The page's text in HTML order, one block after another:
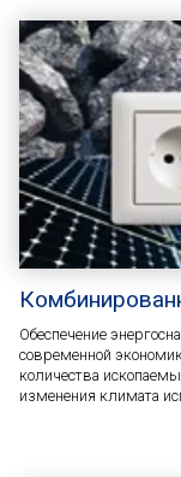
Обеспечение
современной
количества
изменения климата